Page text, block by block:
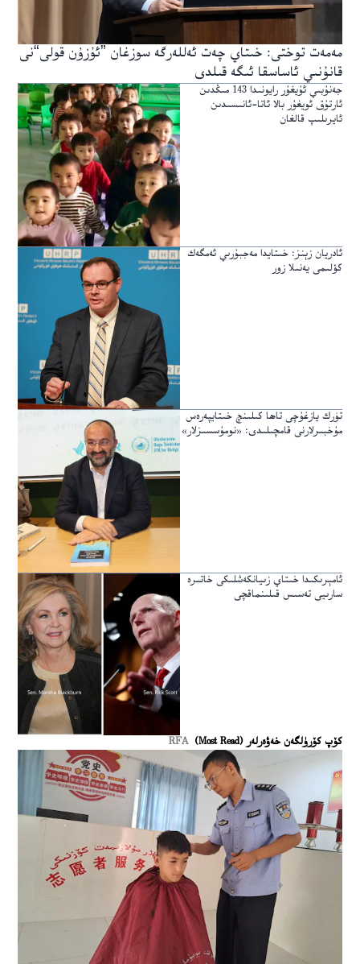
مەمەت توختى: خىتاي چەت ئەللەرگە سوزغان ”ئۇزۇن قولى“نى
قانۇنىي ئاساسقا ئىگە قىلدى
جەنۇبىي ئۇيغۇر رايونىدا 143 مىڭدىن
ئارتۇق ئويغۇر بالا ئاتا-ئانىسىدىن
ئايرىلىپ قالغان
ئادريان زېنز: خىتايدا مەجبۇرىي ئەمگەك
كۆلىمى يەنىلا زور
تۈرك يازغۇچى تاھا كىلىنچ خىتايپەرەس
مۇخبىرلارنى قامچىلىدى: «نومۇسسىزلار»
ئامېرىكىدا خىتاي زىيانكەشلىكى خاتىرە
سارىيى تەسىس قىلىنماقچى
كۆپ كۆرۈلگەن خەۋەرلەر (Most Read) RFA